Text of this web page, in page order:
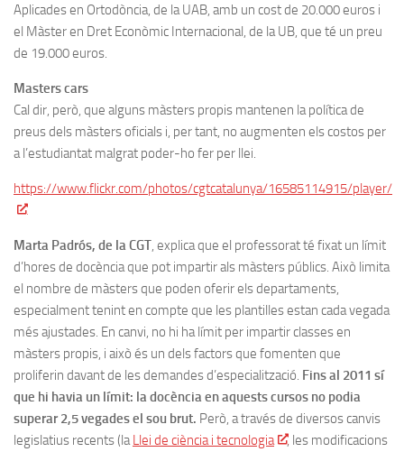
Aplicades en Ortodòncia, de la UAB, amb un cost de 20.000 euros i
el Màster en Dret Econòmic Internacional, de la UB, que té un preu
de 19.000 euros.
Masters cars
Cal dir, però, que alguns màsters propis mantenen la política de
preus dels màsters oficials i, per tant, no augmenten els costos per
a l’estudiantat malgrat poder-ho fer per llei.
https://www.flickr.com/photos/cgtcatalunya/16585114915/player/
Marta Padrós, de la CGT , explica que el professorat té fixat un límit
d’hores de docència que pot impartir als màsters públics. Això limita
el nombre de màsters que poden oferir els departaments,
especialment tenint en compte que les plantilles estan cada vegada
més ajustades. En canvi, no hi ha límit per impartir classes en
màsters propis, i això és un dels factors que fomenten que
proliferin davant de les demandes d’especialització. Fins al 2011 sí
que hi havia un límit: la docència en aquests cursos no podia
superar 2,5 vegades el sou brut. Però, a través de diversos canvis
legislatius recents (la Llei de ciència i tecnologia
, les modificacions